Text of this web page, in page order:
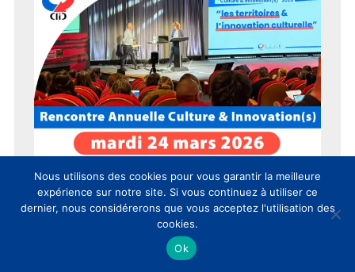
Nous utilisons des cookies pour vous garantir la meilleure
expérience sur notre site. Si vous continuez à utiliser ce
dernier, nous considérerons que vous acceptez l'utilisation des
cookies.
Ok